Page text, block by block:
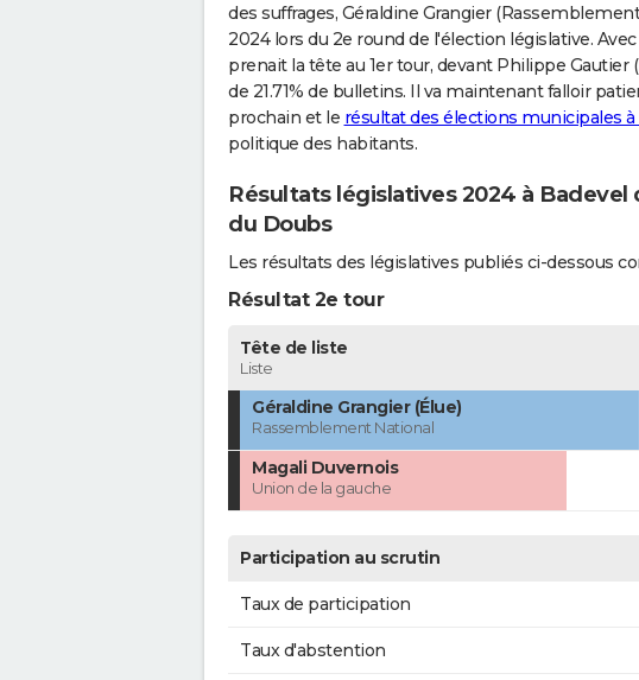
des suffrages, Géraldine Grangier
2024 lors du 2e round de l'élection législative.
prenait la tête au 1er tour, devant Philippe
de 21.71% de bulletins. Il va maintenant falloir
prochain et le résultat des élections municipales à
politique des habitants.
Résultats législatives 2024 à
du Doubs
Les résultats des législatives publiés ci-dessous
Résultat 2e tour
Tête de liste
Liste
Géraldine Grangier (Élue)
Rassemblement National
Magali Duvernois
Union de la gauche
Participation au scrutin
Taux de participation
Taux d'abstention